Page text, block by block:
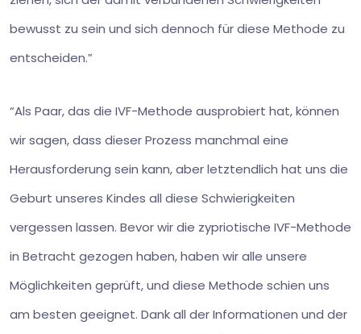
bewusst zu sein und sich dennoch für diese Methode zu
entscheiden.”
“Als Paar, das die IVF-Methode ausprobiert hat, können
wir sagen, dass dieser Prozess manchmal eine
Herausforderung sein kann, aber letztendlich hat uns die
Geburt unseres Kindes all diese Schwierigkeiten
vergessen lassen. Bevor wir die zypriotische IVF-Methode
in Betracht gezogen haben, haben wir alle unsere
Möglichkeiten geprüft, und diese Methode schien uns
am besten geeignet. Dank all der Informationen und der